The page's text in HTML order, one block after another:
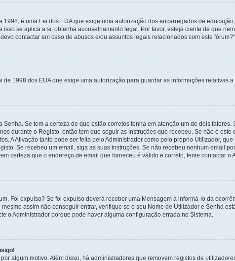
é uma Lei dos EUA que exige uma autorização dos encarregados de
se aplica a si, obtenha aconselhamento legal. Por favor, esteja ciente de que
contactar em caso de abusos e/ou assuntos legais relacionados com este
de 1998 dos EUA que exige uma autorização para guardar as informações relativas
Se tem a certeza de que estão corretos tenha em atenção um de dois
durante o Registo, então tem que seguir as instruções que recebeu. Se não é
A Ativação tanto pode ser feita pelo Administrador como pelo próprio Utilizador,
Se recebeu um email, siga as suas instruções. Se não recebeu nenhum email
certeza que o endereço de email que forneceu é válido e correto, tente contactar o
Foi expulso? Se foi expulso deverá receber uma Mensagem a informá-lo da
assim não conseguir entrar, verifique se o seu Nome de Utilizador e Senha
o Administrador porque pode haver alguma configuração errada no Sistema.
algum motivo. Além disso, há administradores que removem registos de